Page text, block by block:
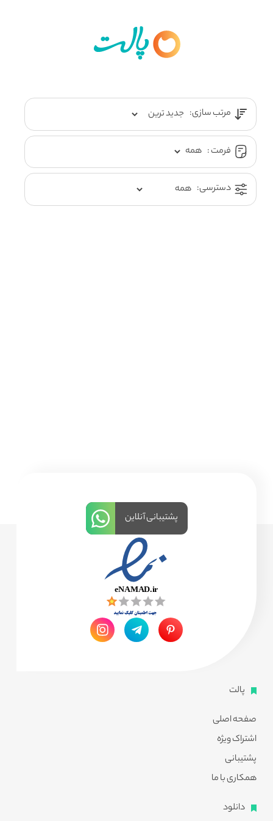
مرتب سازی:
فرمت :
دسترسی:
پالت
صفحه اصلی
اشتراک ویژه
پشتیبانی
همکاری با ما
دانلود
پشتیبانی آنلاین